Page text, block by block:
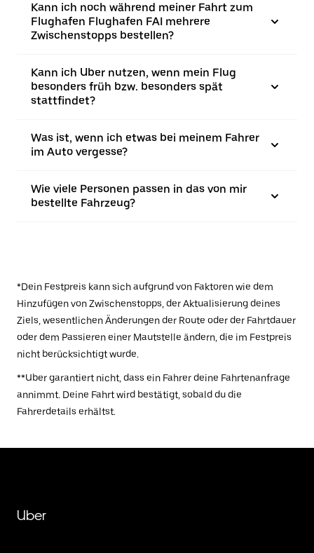
Kann ich noch während meiner Fahrt zum
Flughafen Flughafen FAI mehrere
Zwischenstopps bestellen?
Kann ich Uber nutzen, wenn mein Flug
besonders früh bzw. besonders spät
stattfindet?
Was ist, wenn ich etwas bei meinem Fahrer
im Auto vergesse?
Wie viele Personen passen in das von mir
bestellte Fahrzeug?
*Dein Festpreis kann sich aufgrund von Faktoren wie dem
Hinzufügen von Zwischenstopps, der Aktualisierung deines
Ziels, wesentlichen Änderungen der Route oder der Fahrtdauer
oder dem Passieren einer Mautstelle ändern, die im Festpreis
nicht berücksichtigt wurde.
**Uber garantiert nicht, dass ein Fahrer deine Fahrtenanfrage
annimmt. Deine Fahrt wird bestätigt, sobald du die
Fahrerdetails erhältst.
Uber